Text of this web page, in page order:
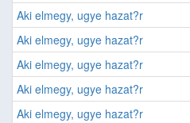
Aki elmegy, ugye hazat?r
Aki elmegy, ugye hazat?r
Aki elmegy, ugye hazat?r
Aki elmegy, ugye hazat?r
Aki elmegy, ugye hazat?r